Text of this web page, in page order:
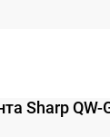
Sharp QW-